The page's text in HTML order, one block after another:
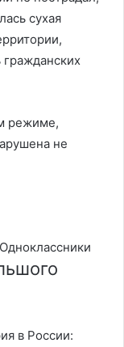
сухая
режиме,
не
в России: